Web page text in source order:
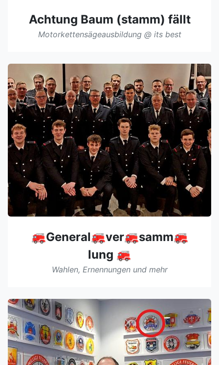
Achtung Baum (stamm) fällt
Motorkettensägeausbildung @ its best
🚒General🚒ver🚒samm🚒
lung 🚒
Wahlen, Ernennungen und mehr